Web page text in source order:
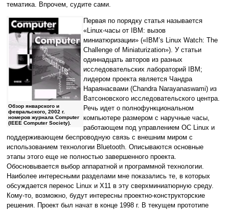
тематика. Впрочем, судите сами.
Обзор январского и
февральского, 2002 г.
номеров журнала Computer
(IEEE Computer Society).
Первая по порядку статья называется
«Linux-часы от IBM: вызов
миниатюризации» («IBM’s Linux Watch: The
Challenge of Miniaturization»). У статьи
одиннадцать авторов из разных
исследовательских лабораторий IBM;
лидером проекта является Чандра
Нараянасвами (Chandra Narayanaswami) из
Ватсоновского исследовательского центра.
Речь идет о полнофункциональном
компьютере размером с наручные часы,
работающем под управлением ОС Linux и
поддерживающем беспроводную связь с внешним миром с
использованием технологии Bluetooth. Описываются основные
этапы этого еще не полностью завершенного проекта.
Обосновывается выбор аппаратной и программной технологии.
Наиболее интересными разделами мне показались те, в которых
обсуждается перенос Linux и X11 в эту сверхминиатюрную среду.
Кому-то, возможно, будут интересны проектно-конструкторские
решения. Проект был начат в конце 1998 г. В текущем прототипе